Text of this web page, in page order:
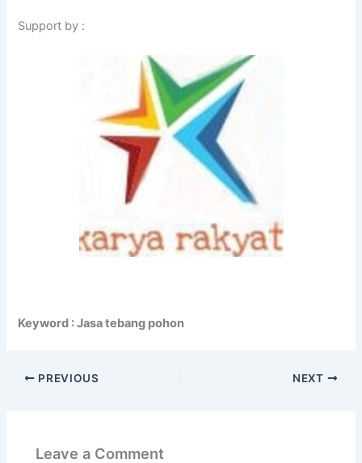
Support by :
Keyword : Jasa tebang pohon
PREVIOUS NEXT
Leave a Comment